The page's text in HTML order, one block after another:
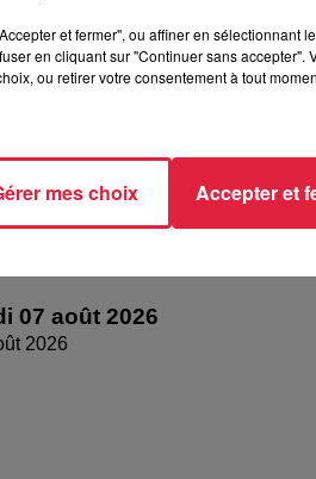
07 août 2026
2026
et fermer", ou affiner en sélectionnant
en cliquant sur "Continuer sans
ou retirer votre consentement à tout
mes choix Accepter et